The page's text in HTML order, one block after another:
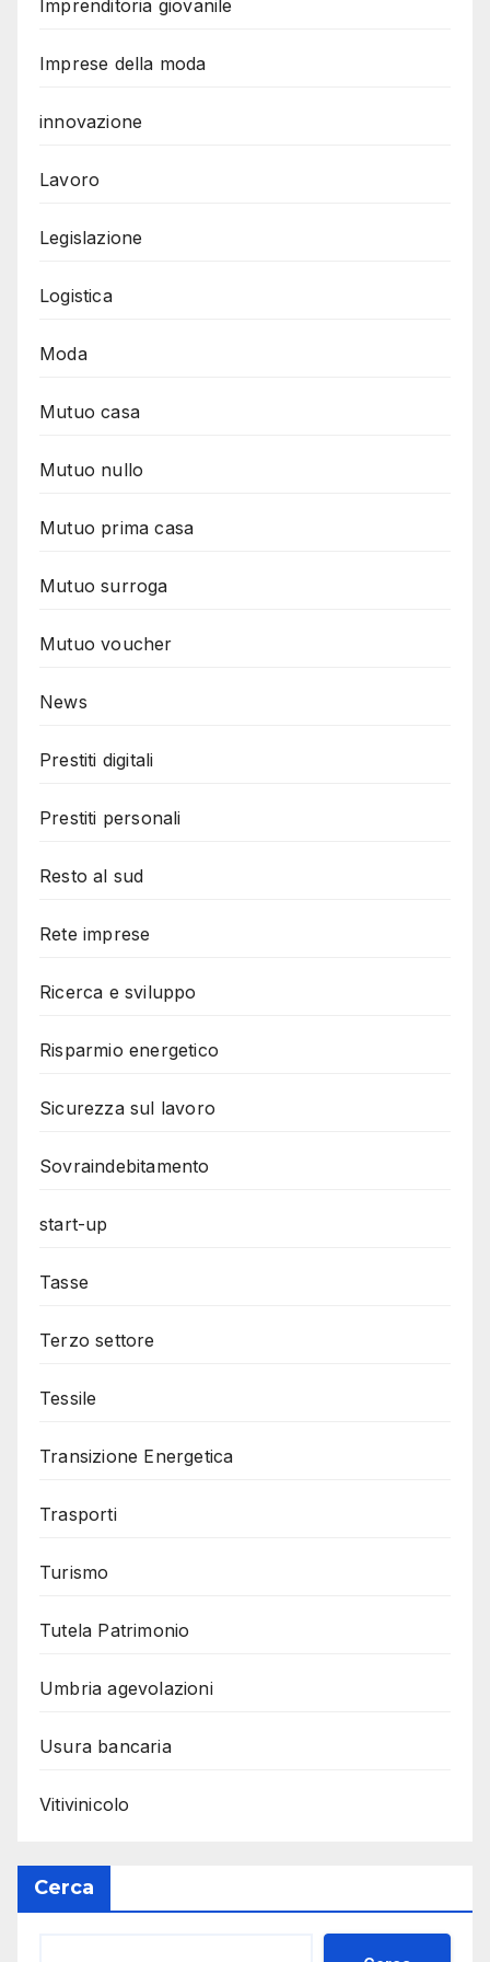
Imprenditoria giovanile
Imprese della moda
innovazione
Lavoro
Legislazione
Logistica
Moda
Mutuo casa
Mutuo nullo
Mutuo prima casa
Mutuo surroga
Mutuo voucher
News
Prestiti digitali
Prestiti personali
Resto al sud
Rete imprese
Ricerca e sviluppo
Risparmio energetico
Sicurezza sul lavoro
Sovraindebitamento
start-up
Tasse
Terzo settore
Tessile
Transizione Energetica
Trasporti
Turismo
Tutela Patrimonio
Umbria agevolazioni
Usura bancaria
Vitivinicolo
Cerca